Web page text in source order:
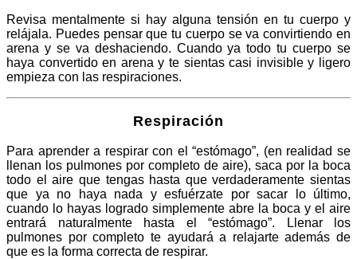
Revisa mentalmente si hay alguna tensión en tu cuerpo y
relájala. Puedes pensar que tu cuerpo se va convirtiendo en
arena y se va deshaciendo. Cuando ya todo tu cuerpo se
haya convertido en arena y te sientas casi invisible y ligero
empieza con las respiraciones.
Respiración
Para aprender a respirar con el “estómago”, (en realidad se
llenan los pulmones por completo de aire), saca por la boca
todo el aire que tengas hasta que verdaderamente sientas
que ya no haya nada y esfuérzate por sacar lo último,
cuando lo hayas logrado simplemente abre la boca y el aire
entrará naturalmente hasta el “estómago”. Llenar los
pulmones por completo te ayudará a relajarte además de
que es la forma correcta de respirar.